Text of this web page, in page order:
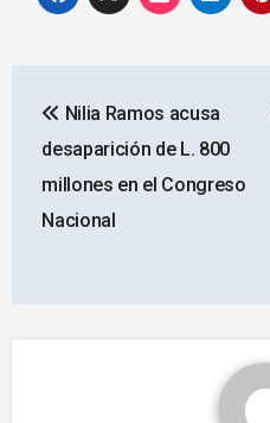
de
entradas
Nilia Ramos acusa
desaparición de L. 800
millones en el Congreso
Nacional